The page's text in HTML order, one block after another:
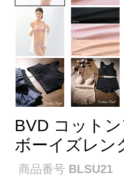
BVD コット
ボーイズレン
商品番号 BLSU21